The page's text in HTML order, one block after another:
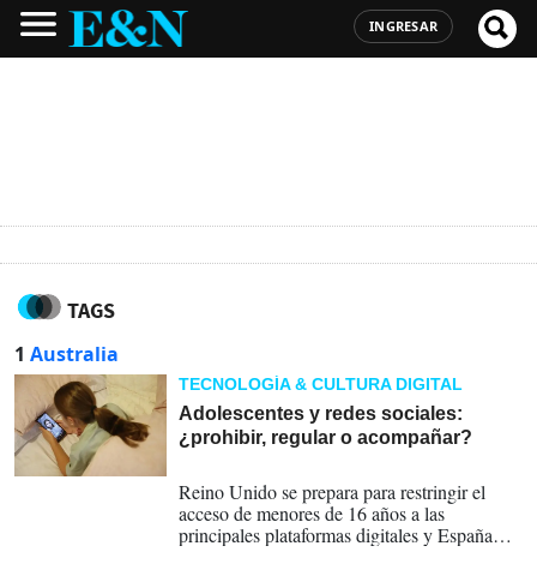
INGRESAR
TAGS
1 Australia
TECNOLOGÍA & CULTURA DIGITAL
Adolescentes y redes sociales:
¿prohibir, regular o acompañar?
Reino Unido se prepara para restringir el
acceso de menores de 16 años a las
principales plataformas digitales y España